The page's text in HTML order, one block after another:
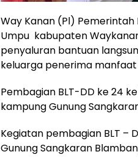
Way Kanan (Pl)
Umpu kabupaten
penyaluran bantuan
keluarga penerima
Pembagian BLT-DD ke 24
kampung Gunung
Kegiatan pembagian BLT –
Gunung Sangkaran